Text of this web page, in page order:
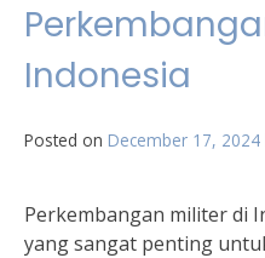
Indonesia
Posted on December 17, 2024
Perkembangan militer di
yang sangat penting